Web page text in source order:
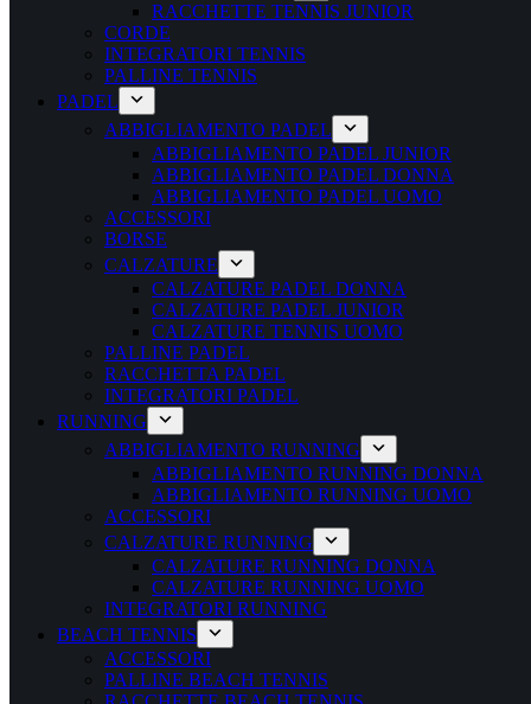
RACCHETTE TENNIS JUNIOR
CORDE
INTEGRATORI TENNIS
PALLINE TENNIS
PADEL
ABBIGLIAMENTO PADEL
ABBIGLIAMENTO PADEL JUNIOR
ABBIGLIAMENTO PADEL DONNA
ABBIGLIAMENTO PADEL UOMO
ACCESSORI
BORSE
CALZATURE
CALZATURE PADEL DONNA
CALZATURE PADEL JUNIOR
CALZATURE TENNIS UOMO
PALLINE PADEL
RACCHETTA PADEL
INTEGRATORI PADEL
RUNNING
ABBIGLIAMENTO RUNNING
ABBIGLIAMENTO RUNNING DONNA
ABBIGLIAMENTO RUNNING UOMO
ACCESSORI
CALZATURE RUNNING
CALZATURE RUNNING DONNA
CALZATURE RUNNING UOMO
INTEGRATORI RUNNING
BEACH TENNIS
ACCESSORI
PALLINE BEACH TENNIS